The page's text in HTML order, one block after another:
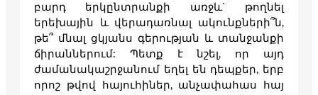
բարդ երկընտրանքի առջև` թողնել
երեխային և վերադառնալ ակունքների՞ն,
թե՞ մնալ ցկյանս գերության և տանջանքի
ճիրաններում: Պետք է նշել, որ այդ
ժամանակաշրջանում եղել են դեպքեր, երբ
որոշ թվով հայուհիներ, անչափահաս հայ